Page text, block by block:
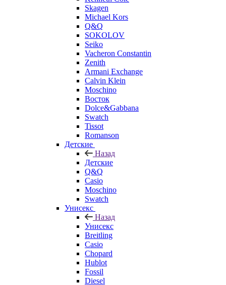
Skagen
Michael Kors
Q&Q
SOKOLOV
Seiko
Vacheron Constantin
Zenith
Armani Exchange
Calvin Klein
Moschino
Восток
Dolce&Gabbana
Swatch
Tissot
Romanson
Детские
Назад
Детские
Q&Q
Casio
Moschino
Swatch
Унисекс
Назад
Унисекс
Breitling
Casio
Chopard
Hublot
Fossil
Diesel